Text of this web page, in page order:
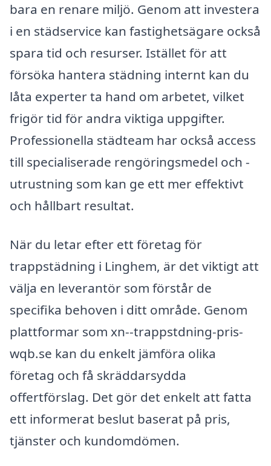
bara en renare miljö. Genom att investera
i en städservice kan fastighetsägare också
spara tid och resurser. Istället för att
försöka hantera städning internt kan du
låta experter ta hand om arbetet, vilket
frigör tid för andra viktiga uppgifter.
Professionella städteam har också access
till specialiserade rengöringsmedel och -
utrustning som kan ge ett mer effektivt
och hållbart resultat.
När du letar efter ett företag för
trappstädning i Linghem, är det viktigt att
välja en leverantör som förstår de
specifika behoven i ditt område. Genom
plattformar som xn--trappstdning-pris-
wqb.se kan du enkelt jämföra olika
företag och få skräddarsydda
offertförslag. Det gör det enkelt att fatta
ett informerat beslut baserat på pris,
tjänster och kundomdömen.